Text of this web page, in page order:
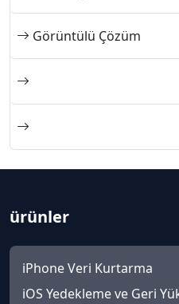
Görüntülü Çözüm
ürünler
iPhone Veri Kurtarma
iOS Yedekleme ve Geri